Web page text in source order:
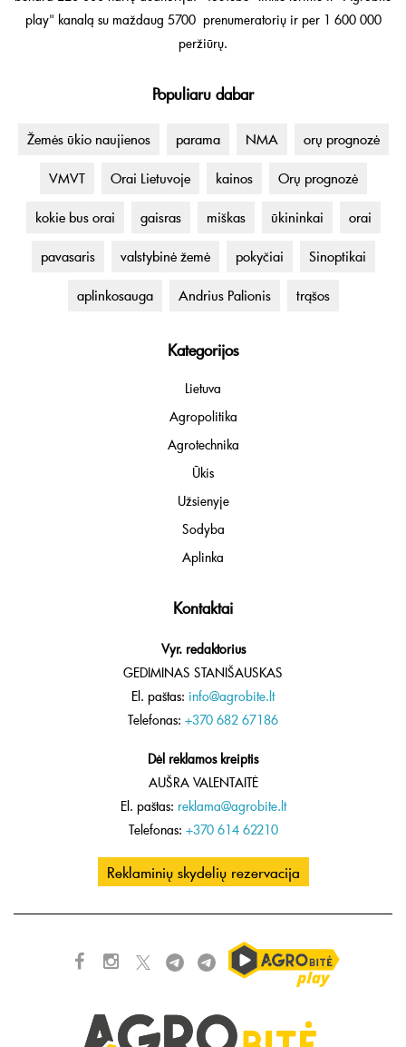
play" kanalą su maždaug 5700 prenumeratorių ir per 1 600 000
peržiūrų.
Populiaru dabar
Žemės ūkio naujienos parama NMA orų prognozė
VMVT Orai Lietuvoje kainos Orų prognozė
kokie bus orai gaisras miškas ūkininkai orai
pavasaris valstybinė žemė pokyčiai Sinoptikai
aplinkosauga Andrius Palionis trąšos
Kategorijos
Lietuva
Agropolitika
Agrotechnika
Ūkis
Užsienyje
Sodyba
Aplinka
Kontaktai
Vyr. redaktorius
GEDIMINAS STANIŠAUSKAS
El. paštas: info@agrobite.lt
Telefonas: +370 682 67186
Dėl reklamos kreiptis
AUŠRA VALENTAITĖ
El. paštas: reklama@agrobite.lt
Telefonas: +370 614 62210
Reklaminių skydelių rezervacija